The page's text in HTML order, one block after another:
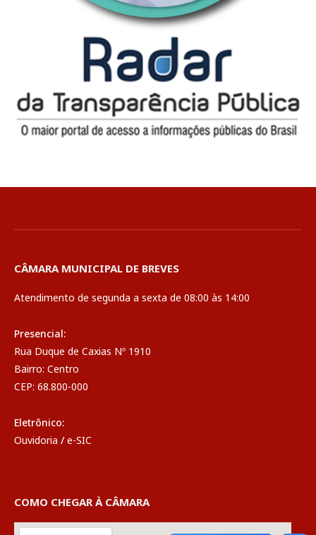
CÂMARA MUNICIPAL DE BREVES
Atendimento de segunda a sexta de 08:00 às 14:00
Presencial:
Rua Duque de Caxias Nº 1910
Bairro: Centro
CEP: 68.800-000
Eletrônico:
Ouvidoria / e-SIC
COMO CHEGAR À CÂMARA